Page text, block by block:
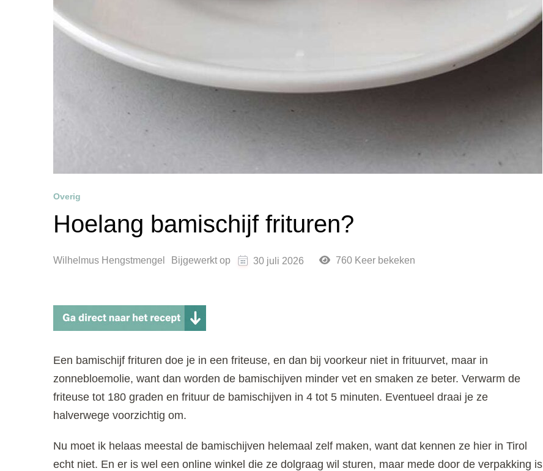
Overig
Hoelang bamischijf frituren?
Wilhelmus Hengstmengel Bijgewerkt op 30 juli 2026 760 Keer bekeken
Een bamischijf frituren doe je in een friteuse, en dan bij voorkeur niet in frituurvet, maar in
zonnebloemolie, want dan worden de bamischijven minder vet en smaken ze beter. Verwarm de
friteuse tot 180 graden en frituur de bamischijven in 4 tot 5 minuten. Eventueel draai je ze
halverwege voorzichtig om.
Nu moet ik helaas meestal de bamischijven helemaal zelf maken, want dat kennen ze hier in Tirol
echt niet. En er is wel een online winkel die ze dolgraag wil sturen, maar mede door de verpakking is